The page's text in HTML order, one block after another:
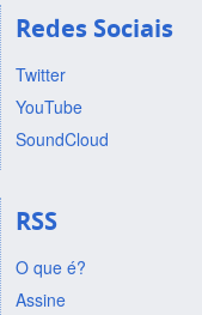
Redes Sociais
Twitter
YouTube
SoundCloud
RSS
O que é?
Assine